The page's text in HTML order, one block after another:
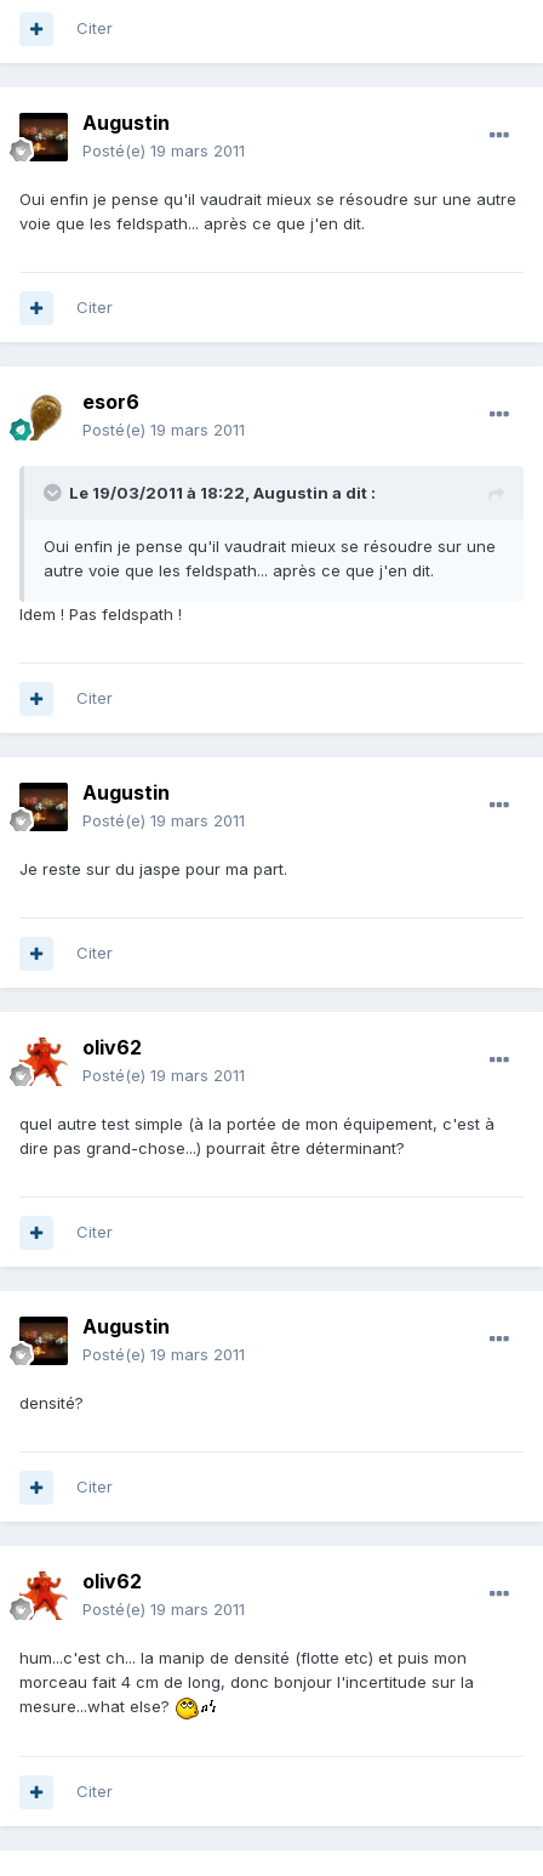
Citer
Augustin
Posté(e) 19 mars 2011
Oui enfin je pense qu'il vaudrait mieux se résoudre sur une autre
voie que les feldspath... après ce que j'en dit.
Citer
esor6
Posté(e) 19 mars 2011
Le 19/03/2011 à 18:22, Augustin a dit :
Oui enfin je pense qu'il vaudrait mieux se résoudre sur une
autre voie que les feldspath... après ce que j'en dit.
Idem ! Pas feldspath !
Citer
Augustin
Posté(e) 19 mars 2011
Je reste sur du jaspe pour ma part.
Citer
oliv62
Posté(e) 19 mars 2011
quel autre test simple (à la portée de mon équipement, c'est à
dire pas grand-chose...) pourrait être déterminant?
Citer
Augustin
Posté(e) 19 mars 2011
densité?
Citer
oliv62
Posté(e) 19 mars 2011
hum...c'est ch... la manip de densité (flotte etc) et puis mon
morceau fait 4 cm de long, donc bonjour l'incertitude sur la
mesure...what else?
Citer